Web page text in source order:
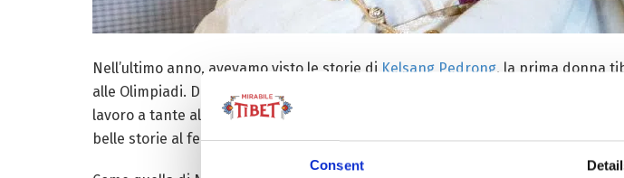
Consent
Nell’ultimo anno, avevamo visto le storie di Kelsang Pedrong, la prima donna
alle Olimpiadi. Del
dream team
lavoro a tante altre donne) e delle ormai professioniste della tessitura in
belle storie al femminile, dall’Altopiano tibetano ne stanno arrivando altre.